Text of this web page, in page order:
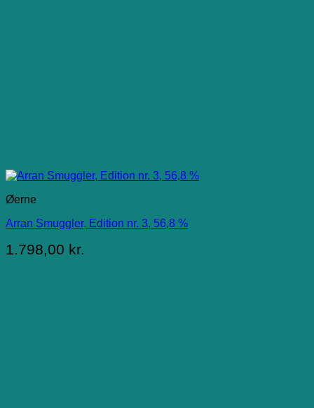
Øerne
Arran Smuggler, Edition nr. 3, 56,8 %
1.798,00 kr.